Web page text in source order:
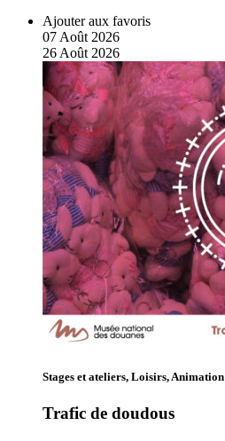
Ajouter aux favoris
07Août 2026
26Août 2026
Stages et ateliers, Loisirs, Animation
Trafic de doudous